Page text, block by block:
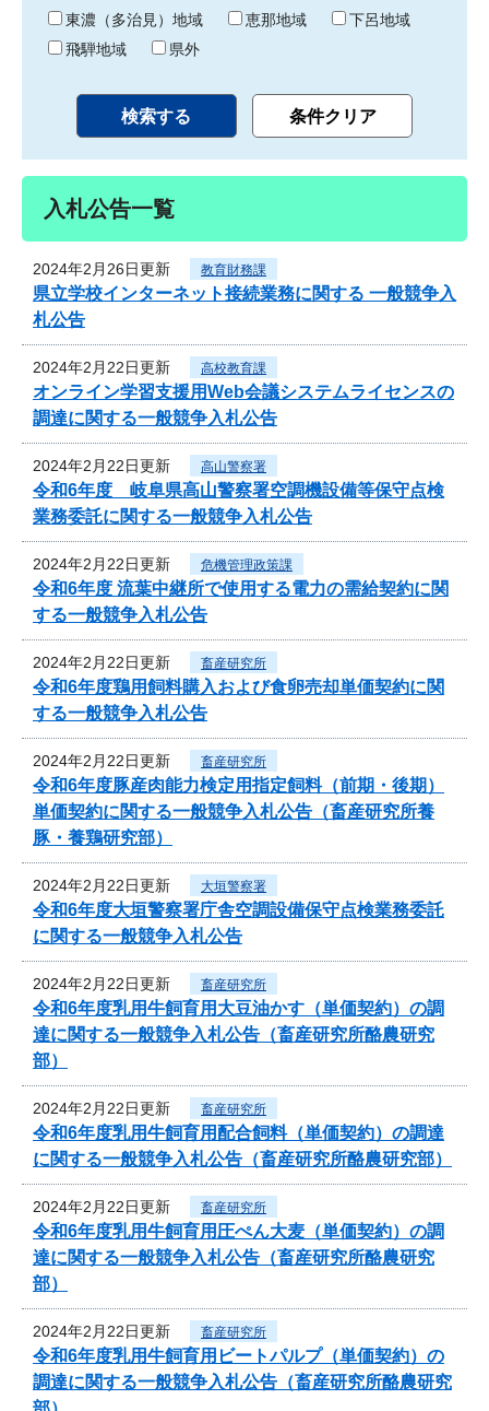
東濃（多治見）地域
恵那地域
下呂地域
飛騨地域
県外
入札公告一覧
2024年2月26日更新 教育財務課
県立学校インターネット接続業務に関する 一般競争入
札公告
2024年2月22日更新 高校教育課
オンライン学習支援用Web会議システムライセンスの
調達に関する一般競争入札公告
2024年2月22日更新 高山警察署
令和6年度 岐阜県高山警察署空調機設備等保守点検
業務委託に関する一般競争入札公告
2024年2月22日更新 危機管理政策課
令和6年度 流葉中継所で使用する電力の需給契約に関
する一般競争入札公告
2024年2月22日更新 畜産研究所
令和6年度鶏用飼料購入および食卵売却単価契約に関
する一般競争入札公告
2024年2月22日更新 畜産研究所
令和6年度豚産肉能力検定用指定飼料（前期・後期）
単価契約に関する一般競争入札公告（畜産研究所養
豚・養鶏研究部）
2024年2月22日更新 大垣警察署
令和6年度大垣警察署庁舎空調設備保守点検業務委託
に関する一般競争入札公告
2024年2月22日更新 畜産研究所
令和6年度乳用牛飼育用大豆油かす（単価契約）の調
達に関する一般競争入札公告（畜産研究所酪農研究
部）
2024年2月22日更新 畜産研究所
令和6年度乳用牛飼育用配合飼料（単価契約）の調達
に関する一般競争入札公告（畜産研究所酪農研究部）
2024年2月22日更新 畜産研究所
令和6年度乳用牛飼育用圧ぺん大麦（単価契約）の調
達に関する一般競争入札公告（畜産研究所酪農研究
部）
2024年2月22日更新 畜産研究所
令和6年度乳用牛飼育用ビートパルプ（単価契約）の
調達に関する一般競争入札公告（畜産研究所酪農研究